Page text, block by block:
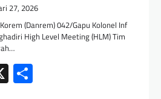
27, 2026
(Danrem) 042/Gapu Kolonel Inf
High Level Meeting (HLM) Tim
X